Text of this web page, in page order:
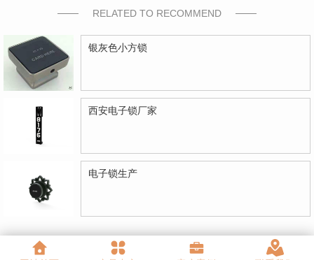
RELATED TO RECOMMEND
银灰色小方锁
西安电子锁厂家
电子锁生产